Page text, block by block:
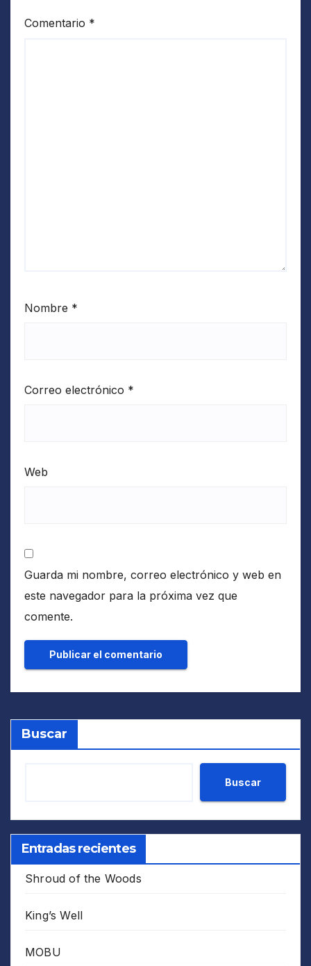
Comentario *
Nombre *
Correo electrónico *
Web
Guarda mi nombre, correo electrónico y web en
este navegador para la próxima vez que
comente.
Buscar
Buscar
Entradas recientes
Shroud of the Woods
King’s Well
MOBU